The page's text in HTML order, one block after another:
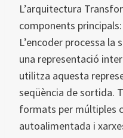
L’arquitectura
components principals:
L’encoder processa la
una representació
utilitza aquesta
seqüència de sortida.
formats per múltiples
autoalimentada i